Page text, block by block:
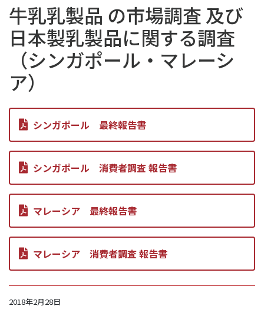
牛乳乳製品 の市場調査 及び
日本製乳製品に関する調査
（シンガポール・マレーシ
ア）
シンガポール 最終報告書
シンガポール 消費者調査 報告書
マレーシア 最終報告書
マレーシア 消費者調査 報告書
2018年2月28日